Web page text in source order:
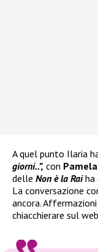
A quel punto Ilaria
giorni..”, con Pamela
delle Non è la Raiha
La conversazione
ancora.
chiacchierare sul